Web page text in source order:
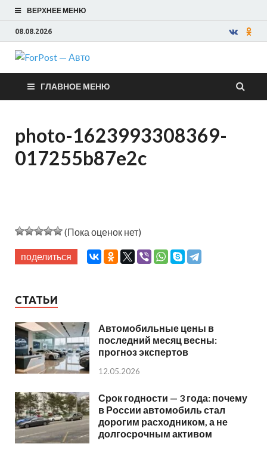
ВЕРХНЕЕ МЕНЮ
08.08.2026
ForPost —
Авто
ГЛАВНОЕ МЕНЮ
photo-1623993308369-
017255b87e2c
(Пока оценок нет)
поделиться
СТАТЬИ
Автомобильные цены в
последний месяц весны:
прогноз экспертов
12.05.2026
Срок годности — 3 года: почему
в России автомобиль стал
дорогим расходником, а не
долгосрочным активом